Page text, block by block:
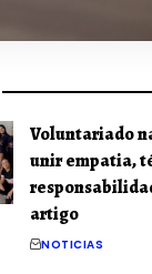
Voluntariado
unir empatia,
artigo
NOTICIAS